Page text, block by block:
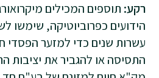
רקע: תוספים המכילים
הידועים כפרוביוטיקה, שימשו
עשרות שנים כדי למזער
התסיסה או להגביר את יציבות